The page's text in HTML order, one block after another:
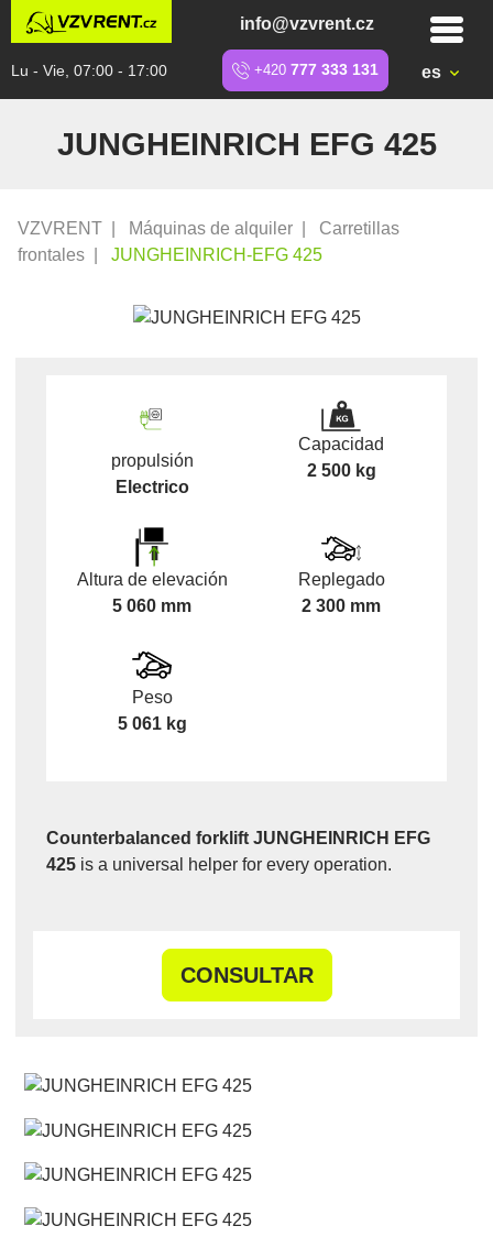
info@vzvrent.cz
Lu - Vie, 07:00 - 17:00 +420 777 333 131 es
JUNGHEINRICH EFG 425
VZVRENT Máquinas de alquiler
Carretillas
frontales
JUNGHEINRICH-EFG 425
propulsión
Electrico
Capacidad
2 500 kg
Altura de elevación
5 060 mm
Replegado
2 300 mm
Peso
5 061 kg
Counterbalanced forklift JUNGHEINRICH EFG
425 is a universal helper for every operation.
CONSULTAR